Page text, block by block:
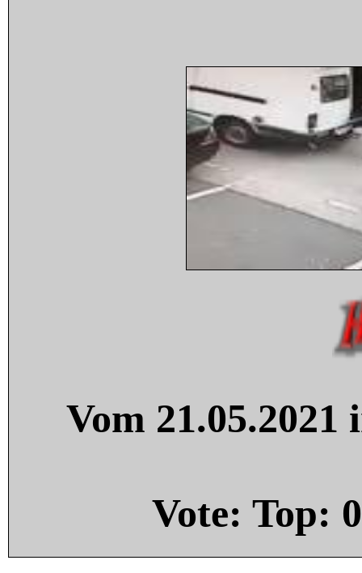
Vom
Vote: Top: 0